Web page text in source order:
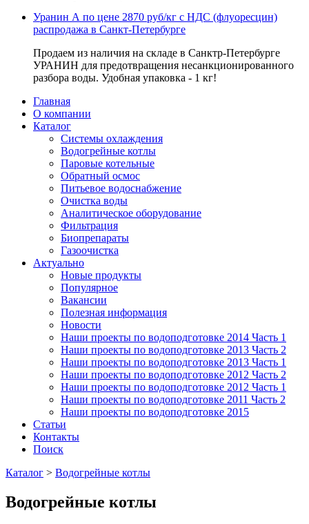
Уранин А по цене 2870 руб/кг с НДС (флуоресцин)
распродажа в Санкт-Петербурге
Продаем из наличия на складе в Санктр-Петербурге
УРАНИН для предотвращения несанкционированного
разбора воды. Удобная упаковка - 1 кг!
Главная
О компании
Каталог
Системы охлаждения
Водогрейные котлы
Паровые котельные
Обратный осмос
Питьевое водоснабжение
Очистка воды
Аналитическое оборудование
Фильтрация
Биопрепараты
Газоочистка
Актуально
Новые продукты
Популярное
Вакансии
Полезная информация
Новости
Наши проекты по водоподготовке 2014 Часть 1
Наши проекты по водоподготовке 2013 Часть 2
Наши проекты по водоподготовке 2013 Часть 1
Наши проекты по водоподготовке 2012 Часть 2
Наши проекты по водоподготовке 2012 Часть 1
Наши проекты по водоподготовке 2011 Часть 2
Наши проекты по водоподготовке 2015
Статьи
Контакты
Поиск
Каталог > Водогрейные котлы
Водогрейные котлы